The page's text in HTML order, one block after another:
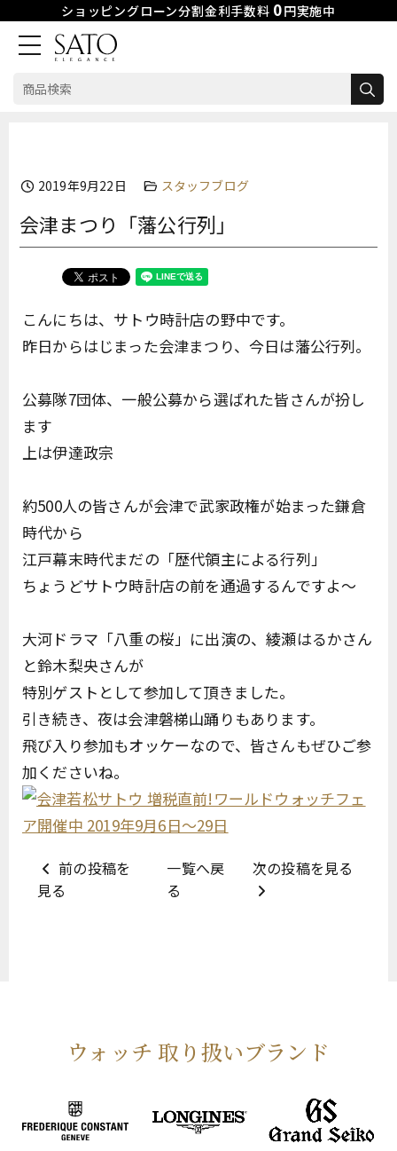
ショッピングローン分割金利手数料 0円実施中
検
2019年9月22日 スタッフブログ
会津まつり「藩公行列」
こんにちは、サトウ時計店の野中です。
昨日からはじまった会津まつり、今日は藩公行列。
公募隊7団体、一般公募から選ばれた皆さんが扮し
ます
上は伊達政宗
約500人の皆さんが会津で武家政権が始まった鎌倉
時代から
江戸幕末時代まだの「歴代領主による行列」
ちょうどサトウ時計店の前を通過するんですよ～
大河ドラマ「八重の桜」に出演の、綾瀬はるかさん
と鈴木梨央さんが
特別ゲストとして参加して頂きました。
引き続き、夜は会津磐梯山踊りもあります。
飛び入り参加もオッケーなので、皆さんもぜひご参
加くださいね。
前の投稿を
見る
一覧へ戻
る
次の投稿を見る
ウォッチ 取り扱いブランド